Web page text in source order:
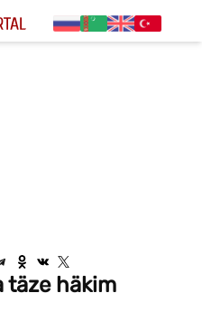
täze häkim